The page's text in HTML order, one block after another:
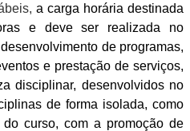
a carga horária destinada
e deve ser realizada no
de programas,
e prestação de serviços,
disciplinar, desenvolvidos no
de forma isolada, como
curso, com a promoção de